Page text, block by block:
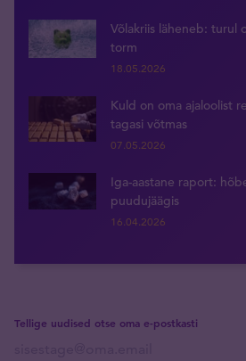
Võlakriis läheneb: turul
torm
18.05.2026
Kuld on oma ajaloolist
tagasi võtmas
07.05.2026
Iga-aastane raport:
puudujäägis
16.04.2026
Tellige uudised otse oma e-postkasti